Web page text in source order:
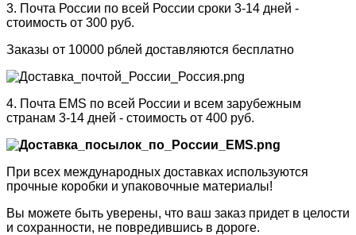
3. Почта России по всей России сроки 3-14 дней -
стоимость от 300 руб.
Заказы от 10000 рблей доставляются бесплатно
4. Почта EMS по всей России и всем зарубежным
странам 3-14 дней - стоимость от 400 руб.
При всех международных доставках используются
прочные коробки и упаковочные материалы!
Вы можете быть уверены, что ваш заказ придет в целости
и сохранности, не повредившись в дороге.